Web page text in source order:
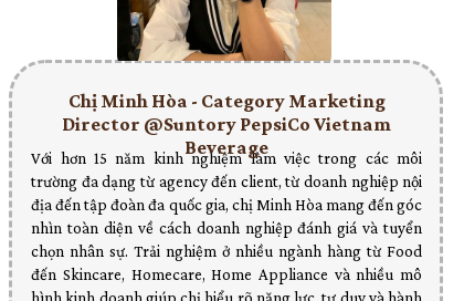
Với hơn 15 năm kinh nghiệm làm việc trong các môi
trường đa dạng từ agency đến client, từ doanh nghiệp nội
địa đến tập đoàn đa quốc gia, chị Minh Hòa mang đến góc
nhìn toàn diện về cách doanh nghiệp đánh giá và tuyển
chọn nhân sự. Trải nghiệm ở nhiều ngành hàng từ Food
đến Skincare, Homecare, Home Appliance và nhiều mô
Chị Minh Hòa - Category Marketing
Director @Suntory PepsiCo Vietnam
Beverage